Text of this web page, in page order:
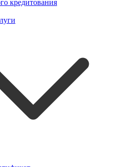
кредитования